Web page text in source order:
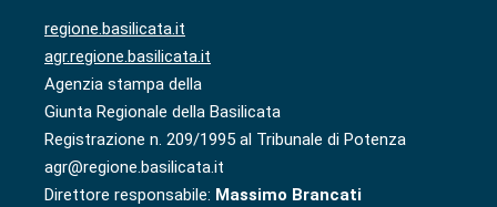
regione.basilicata.it
agr.regione.basilicata.it
Agenzia stampa della
Giunta Regionale della Basilicata
Registrazione n. 209/1995 al Tribunale di Potenza
agr@regione.basilicata.it
Direttore responsabile: Massimo Brancati